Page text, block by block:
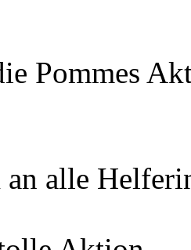
Pommes
alle